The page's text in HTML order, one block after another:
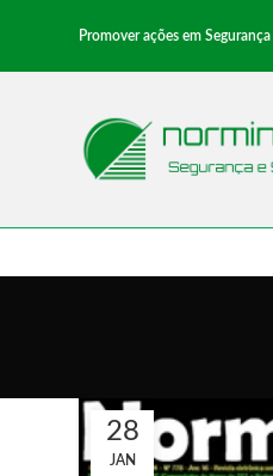
Promover ações em
28
JAN